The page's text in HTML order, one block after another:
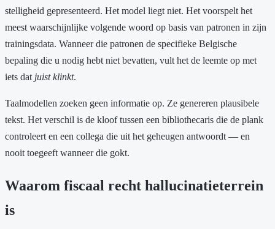
stelligheid gepresenteerd. Het model liegt niet. Het voorspelt het
meest waarschijnlijke volgende woord op basis van patronen in zijn
trainingsdata. Wanneer die patronen de specifieke Belgische
bepaling die u nodig hebt niet bevatten, vult het de leemte op met
iets dat juist klinkt.
Taalmodellen zoeken geen informatie op. Ze genereren plausibele
tekst. Het verschil is de kloof tussen een bibliothecaris die de plank
controleert en een collega die uit het geheugen antwoordt — en
nooit toegeeft wanneer die gokt.
Waarom fiscaal recht hallucinatieterrein
is